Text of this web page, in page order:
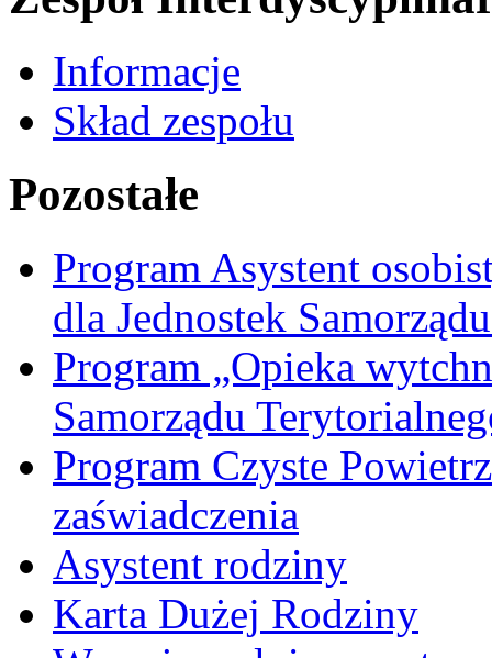
Informacje
Skład zespołu
Pozostałe
Program Asystent
dla Jednostek
Program „Opieka
Samorządu
Program Czyste
zaświadczenia
Asystent rodziny
Karta Dużej Rodziny